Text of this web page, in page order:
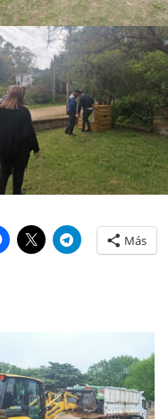
Más